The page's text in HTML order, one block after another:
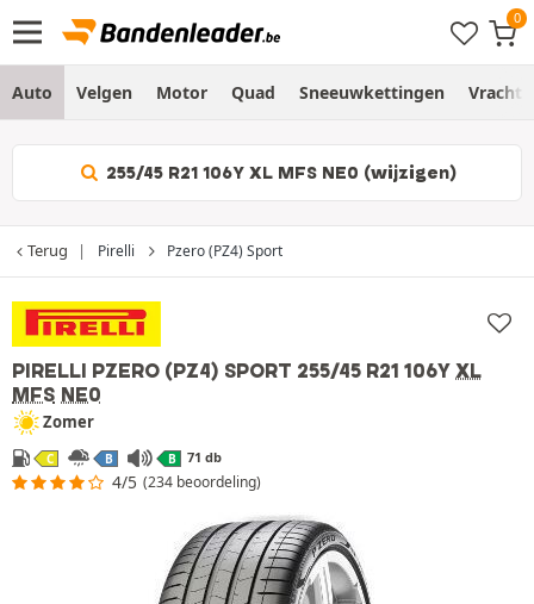
Auto Velgen Motor Quad Sneeuwkettingen
255/45 R21 106Y XL MFS NE0 (wijzigen)
Terug Pirelli Pzero (PZ4) Sport
PIRELLI PZERO (PZ4) SPORT 255/45 R21 106Y XL
MFS NE0
Zomer
C B B 71 db
4/5 (234 beoordeling)